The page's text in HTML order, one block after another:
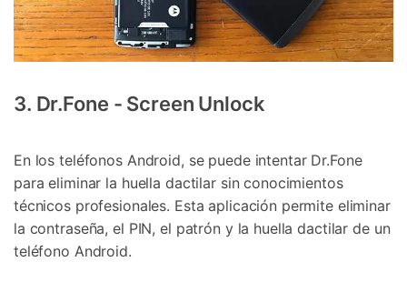
3. Dr.Fone - Screen Unlock
En los teléfonos Android, se puede intentar Dr.Fone
para eliminar la huella dactilar sin conocimientos
técnicos profesionales. Esta aplicación permite eliminar
la contraseña, el PIN, el patrón y la huella dactilar de un
teléfono Android.